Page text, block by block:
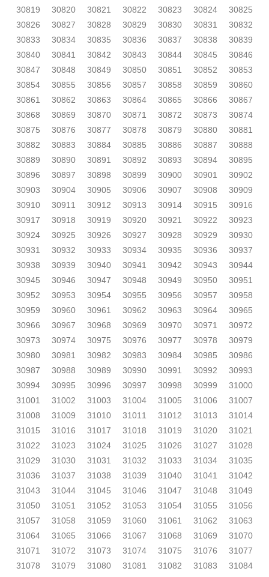
30819
30820 30821 30822 30823 30824
30825
30826
30827 30828 30829 30830 30831
30832
30833
30834 30835 30836 30837 30838
30839
30840
30841 30842 30843 30844 30845
30846
30847
30848 30849 30850 30851 30852
30853
30854
30855 30856 30857 30858 30859
30860
30861
30862 30863 30864 30865 30866
30867
30868
30869 30870 30871 30872 30873
30874
30875
30876 30877 30878 30879 30880
30881
30882
30883 30884 30885 30886 30887
30888
30889
30890 30891 30892 30893 30894
30895
30896
30897 30898 30899 30900 30901
30902
30903
30904 30905 30906 30907 30908
30909
30910
30911 30912 30913 30914 30915
30916
30917
30918 30919 30920 30921 30922
30923
30924
30925 30926 30927 30928 30929
30930
30931
30932 30933 30934 30935 30936
30937
30938
30939 30940 30941 30942 30943
30944
30945
30946 30947 30948 30949 30950
30951
30952
30953 30954 30955 30956 30957
30958
30959
30960 30961 30962 30963 30964
30965
30966
30967 30968 30969 30970 30971
30972
30973
30974 30975 30976 30977 30978
30979
30980
30981 30982 30983 30984 30985
30986
30987
30988 30989 30990 30991 30992
30993
30994
30995 30996 30997 30998 30999
31000
31001
31002 31003 31004 31005 31006
31007
31008
31009 31010 31011 31012 31013
31014
31015
31016 31017 31018 31019 31020
31021
31022
31023 31024 31025 31026 31027
31028
31029
31030 31031 31032 31033 31034
31035
31036
31037 31038 31039 31040 31041
31042
31043
31044 31045 31046 31047 31048
31049
31050
31051 31052 31053 31054 31055
31056
31057
31058 31059 31060 31061 31062
31063
31064
31065 31066 31067 31068 31069
31070
31071
31072 31073 31074 31075 31076
31077
31078
31079 31080 31081 31082 31083
31084